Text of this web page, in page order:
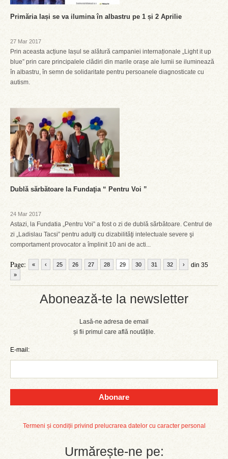
Abonează-te la newsletter
Lasă-ne adresa de email
și fii primul care află noutățile.
E-mail:
Abonare
Termeni și condiții privind prelucrarea datelor cu caracter personal
Urmărește-ne pe:
Primăria Iași se va ilumina în albastru pe 1 și 2 Aprilie
27 Mar 2017
Prin aceasta acțiune Iașul se alătură campaniei internaționale „Light it up
blue” prin care principalele clădiri din marile orașe ale lumii se iluminează
în albastru, în semn de solidaritate pentru persoanele diagnosticate cu
autism.
Dublă sărbătoare la Fundaţia “ Pentru Voi ”
24 Mar 2017
Astazi, la Fundatia „Pentru Voi” a fost o zi de dublă sărbătoare. Centrul de
zi „Ladislau Tacsi” pentru adulţi cu dizabilităţi intelectuale severe şi
comportament provocator a împlinit 10 ani de acti...
Page: « ‹ 25 26 27 28 29 30 31 32 din 35
›
»